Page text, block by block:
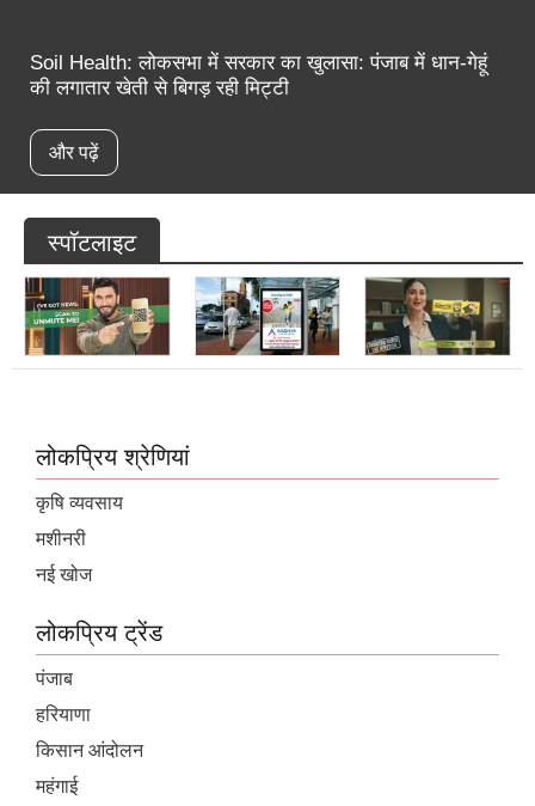
Soil Health: लोकसभा में सरकार का खुलासा: पंजाब में धान-गेहूं
की लगातार खेती से बिगड़ रही मिट्टी
और पढ़ें
स्पॉटलाइट
लोकप्रिय श्रेणियां
कृषि व्यवसाय
मशीनरी
नई खोज
लोकप्रिय ट्रेंड
पंजाब
हरियाणा
किसान आंदोलन
महंगाई